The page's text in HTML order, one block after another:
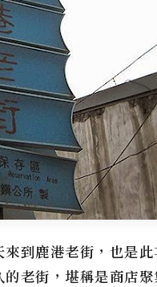
來到鹿港老街 ，也是
老街，堪稱是商店